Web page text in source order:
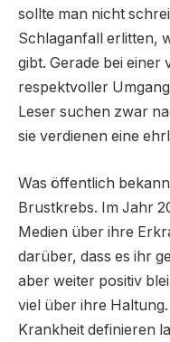
sollte man nicht
Schlaganfall erlitten,
gibt. Gerade bei einer
respektvoller
Leser suchen zwar
sie verdienen eine
Was öffentlich
Brustkrebs. Im Jahr
Medien über ihre
darüber, dass es ihr
aber weiter positiv
viel über ihre
Krankheit definieren